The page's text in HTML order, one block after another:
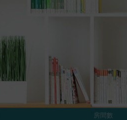
房間數